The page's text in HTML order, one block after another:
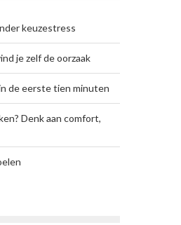
keuzestress
je zelf de oorzaak
de eerste tien minuten
Denk aan comfort,